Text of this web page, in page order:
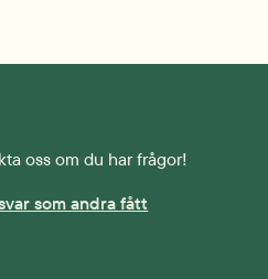
oss om du har frågor!
som andra fått